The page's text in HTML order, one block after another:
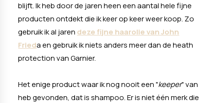
blijft. Ik heb door de jaren heen een aantal hele fijne
producten ontdekt die ik keer op keer weer koop. Zo
gebruik ik al jaren deze fijne haarolie van John
Frieda en gebruik ik niets anders meer dan de heath
protection van Garnier.
Het enige product waar ik nog nooit een "keeper" van
heb gevonden, dat is shampoo. Er is niet één merk die